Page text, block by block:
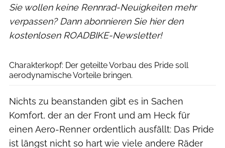
Sie wollen keine Rennrad-Neuigkeiten mehr
verpassen? Dann abonnieren Sie hier den
kostenlosen ROADBIKE-Newsletter!
Charakterkopf: Der geteilte Vorbau des Pride soll
aerodynamische Vorteile bringen.
Nichts zu beanstanden gibt es in Sachen
Komfort, der an der Front und am Heck für
einen Aero-Renner ordentlich ausfällt: Das Pride
ist längst nicht so hart wie viele andere Räder